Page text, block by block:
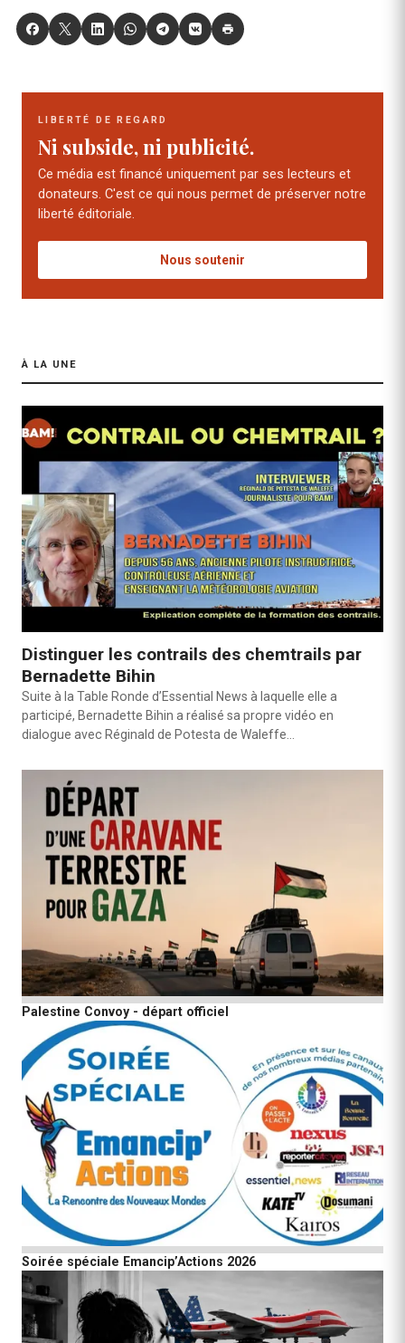
LIBERTÉ DE REGARD
Ni subside, ni publicité.
Ce média est financé uniquement par ses lecteurs et
donateurs. C'est ce qui nous permet de préserver notre
liberté éditoriale.
Nous soutenir
À LA UNE
Distinguer les contrails des chemtrails par
Bernadette Bihin
Suite à la Table Ronde d’Essential News à laquelle elle a
participé, Bernadette Bihin a réalisé sa propre vidéo en
dialogue avec Réginald de Potesta de Waleffe…
Palestine Convoy - départ officiel
Soirée spéciale Emancip’Actions 2026